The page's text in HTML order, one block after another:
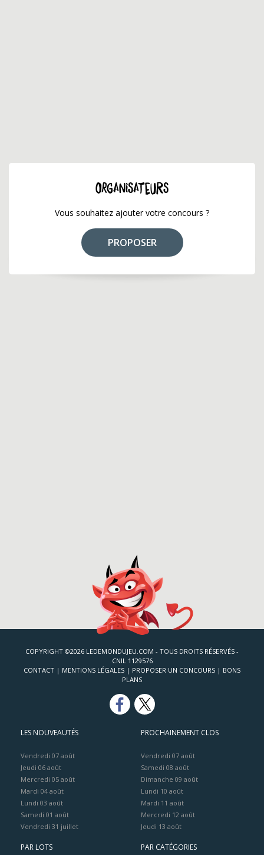
ORGANISATEURS
Vous souhaitez ajouter votre concours ?
PROPOSER
COPYRIGHT ©2026 LEDEMONDUJEU.COM - TOUS DROITS RÉSERVÉS -
CNIL 1129576
CONTACT | MENTIONS LÉGALES | PROPOSER UN CONCOURS | BONS
PLANS
LES NOUVEAUTÉS
Vendredi 07 août
Jeudi 06 août
Mercredi 05 août
Mardi 04 août
Lundi 03 août
Samedi 01 août
Vendredi 31 juillet
PROCHAINEMENT CLOS
Vendredi 07 août
Samedi 08 août
Dimanche 09 août
Lundi 10 août
Mardi 11 août
Mercredi 12 août
Jeudi 13 août
PAR LOTS PAR CATÉGORIES